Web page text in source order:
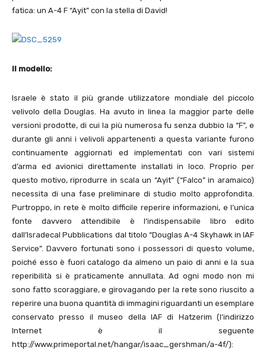
fatica: un A-4 F “Ayit” con la stella di David!
Il modello:
Israele è stato il più grande utilizzatore mondiale del piccolo
velivolo della Douglas. Ha avuto in linea la maggior parte delle
versioni prodotte, di cui la più numerosa fu senza dubbio la “F”, e
durante gli anni i velivoli appartenenti a questa variante furono
continuamente aggiornati ed implementati con vari sistemi
d’arma ed avionici direttamente installati in loco. Proprio per
questo motivo, riprodurre in scala un “Ayit” (“Falco” in aramaico)
necessita di una fase preliminare di studio molto approfondita.
Purtroppo, in rete è molto difficile reperire informazioni, e l’unica
fonte davvero attendibile è l’indispensabile libro edito
dall’Isradecal Pubblications dal titolo “Douglas A-4 Skyhawk in IAF
Service”. Davvero fortunati sono i possessori di questo volume,
poiché esso è fuori catalogo da almeno un paio di anni e la sua
reperibilità si è praticamente annullata. Ad ogni modo non mi
sono fatto scoraggiare, e girovagando per la rete sono riuscito a
reperire una buona quantità di immagini riguardanti un esemplare
conservato presso il museo della IAF di Hatzerim (l’indirizzo
Internet è il seguente
http://www.primeportal.net/hangar/isaac_gershman/a-4f/):